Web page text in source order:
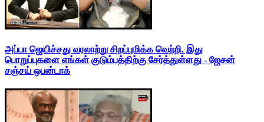
அப்பா ஜெயிச்சது வரலாற்று சிறப்புமிக்க வெற்றி. இது
பொறுப்புகளை எங்கள் குடும்பத்திற்கு சேர்த்துள்ளது - ஜேசன்
சஞ்சய் ஒபன்டாக்